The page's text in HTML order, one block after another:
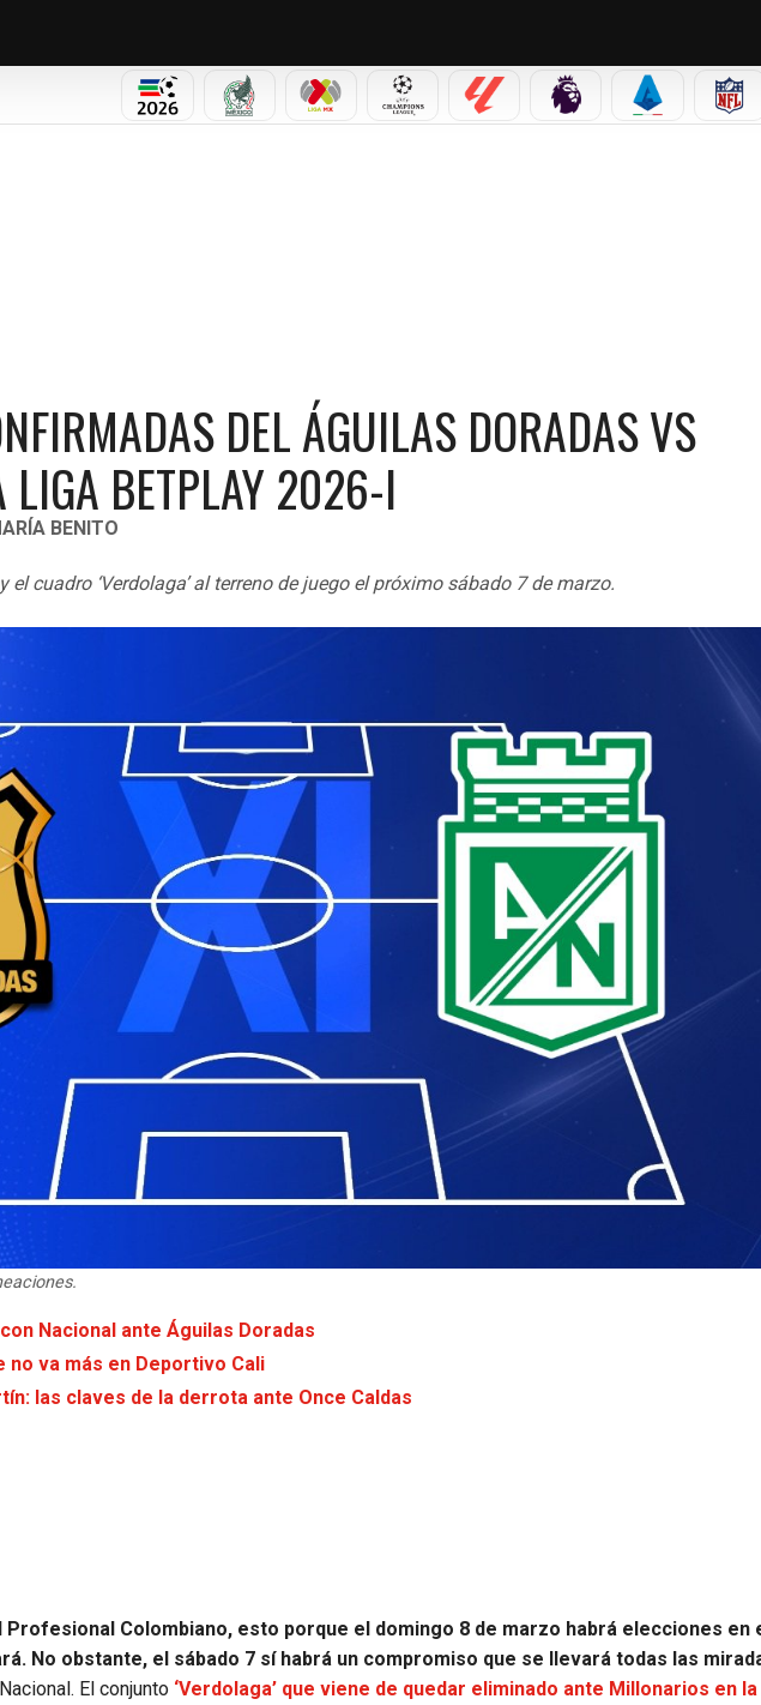
MUNDIAL 2026SELECCIÓN MEXICANA
LIGA MX CHAMPIONS LEAGUE
LALIGA PREMIER LEAGUE
SERIE A NFL
DEL ÁGUILAS DORADAS VS
LIGA BETPLAY 2026-I
BENITO
cuadro ‘Verdolaga’ al terreno de juego el próximo sábado 7 de marzo.
Nacional ante Águilas Doradas
va más en Deportivo Cali
las claves de la derrota ante Once Caldas
Profesional Colombiano, esto porque el domingo 8 de marzo habrá elecciones en
No obstante, el sábado 7 sí habrá un compromiso que se llevará todas las
El conjunto ‘Verdolaga’ que viene de quedar eliminado ante Millonarios en la